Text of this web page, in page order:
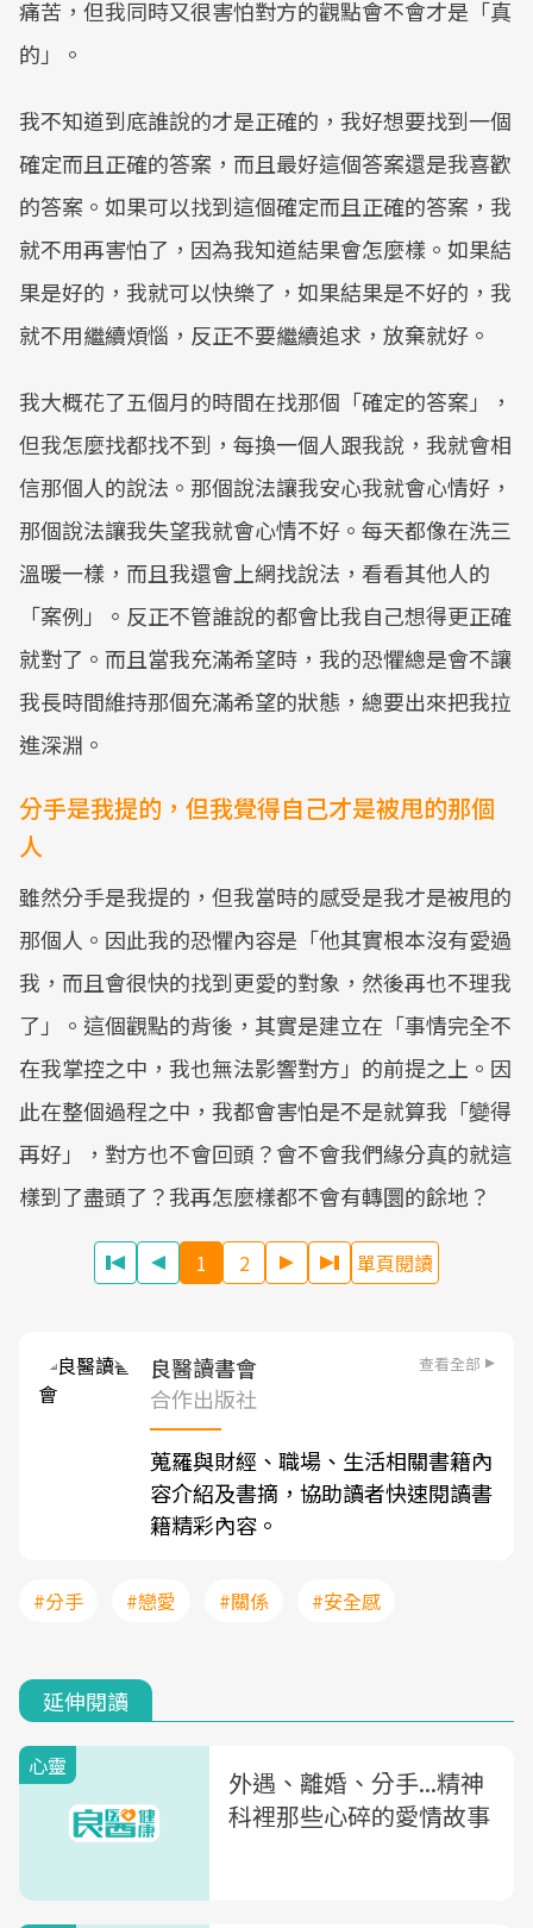
痛苦，但我同時又很害怕對方的觀點會不會才是「真
的」。
我不知道到底誰說的才是正確的，我好想要找到一個
確定而且正確的答案，而且最好這個答案還是我喜歡
的答案。如果可以找到這個確定而且正確的答案，我
就不用再害怕了，因為我知道結果會怎麼樣。如果結
果是好的，我就可以快樂了，如果結果是不好的，我
就不用繼續煩惱，反正不要繼續追求，放棄就好。
我大概花了五個月的時間在找那個「確定的答案」，
但我怎麼找都找不到，每換一個人跟我說，我就會相
信那個人的說法。那個說法讓我安心我就會心情好，
那個說法讓我失望我就會心情不好。每天都像在洗三
溫暖一樣，而且我還會上網找說法，看看其他人的
「案例」。反正不管誰說的都會比我自己想得更正確
就對了。而且當我充滿希望時，我的恐懼總是會不讓
我長時間維持那個充滿希望的狀態，總要出來把我拉
進深淵。
分手是我提的，但我覺得自己才是被甩的那個
人
雖然分手是我提的，但我當時的感受是我才是被甩的
那個人。因此我的恐懼內容是「他其實根本沒有愛過
我，而且會很快的找到更愛的對象，然後再也不理我
了」。這個觀點的背後，其實是建立在「事情完全不
在我掌控之中，我也無法影響對方」的前提之上。因
此在整個過程之中，我都會害怕是不是就算我「變得
再好」，對方也不會回頭？會不會我們緣分真的就這
樣到了盡頭了？我再怎麼樣都不會有轉圜的餘地？
1 2 單頁閱讀
良醫讀書會 查看全部
合作出版社
蒐羅與財經、職場、生活相關書籍內
容介紹及書摘，協助讀者快速閱讀書
籍精彩內容。
#分手 #戀愛 #關係 #安全感
延伸閱讀
心靈
外遇、離婚、分手...精神
科裡那些心碎的愛情故事